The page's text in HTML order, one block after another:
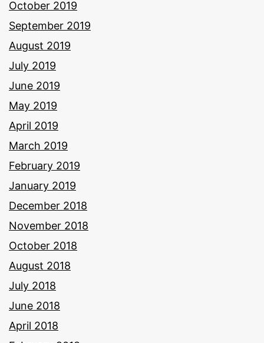
October 2019
September 2019
August 2019
July 2019
June 2019
May 2019
April 2019
March 2019
February 2019
January 2019
December 2018
November 2018
October 2018
August 2018
July 2018
June 2018
April 2018